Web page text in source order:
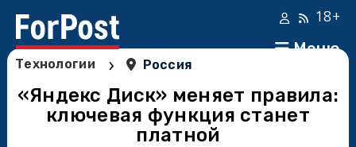
Меню
18+
Технологии › Россия
«Яндекс Диск» меняет правила:
ключевая функция станет
платной